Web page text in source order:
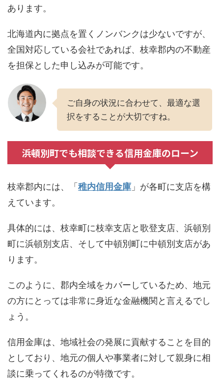
あります。
北海道内に拠点を置くノンバンクは少ないですが、
全国対応している会社であれば、枝幸郡内の不動産
を担保とした申し込みが可能です。
ご自身の状況に合わせて、最適な選
択をすることが大切ですね。
浜頓別町でも相談できる信用金庫のローン
枝幸郡内には、「 稚内信用金庫 」が各町に支店を構
えています。
具体的には、枝幸町に枝幸支店と歌登支店、浜頓別
町に浜頓別支店、そして中頓別町に中頓別支店があ
ります。
このように、郡内全域をカバーしているため、地元
の方にとっては非常に身近な金融機関と言えるでし
ょう。
信用金庫は、地域社会の発展に貢献することを目的
としており、地元の個人や事業者に対して親身に相
談に乗ってくれるのが特徴です。